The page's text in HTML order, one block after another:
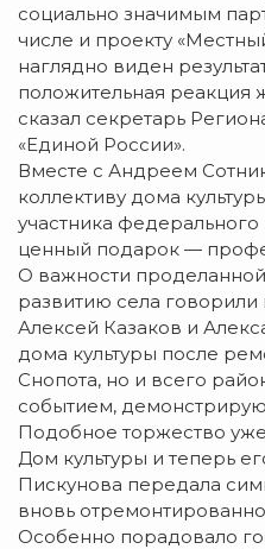
социально значимым
числе и проекту
наглядно виден
положительная
сказал секретарь
«Единой России».
Вместе с Андреем
коллективу дома
участника
ценный подарок —
О важности
развитию села говорили
Алексей Казаков и
дома культуры после
Снопота, но и всего
событием,
Подобное торжество
Дом культуры и теперь
Пискунова передала
вновь
Особенно порадовало